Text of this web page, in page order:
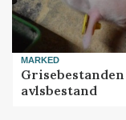
MARKED
avlsbestand